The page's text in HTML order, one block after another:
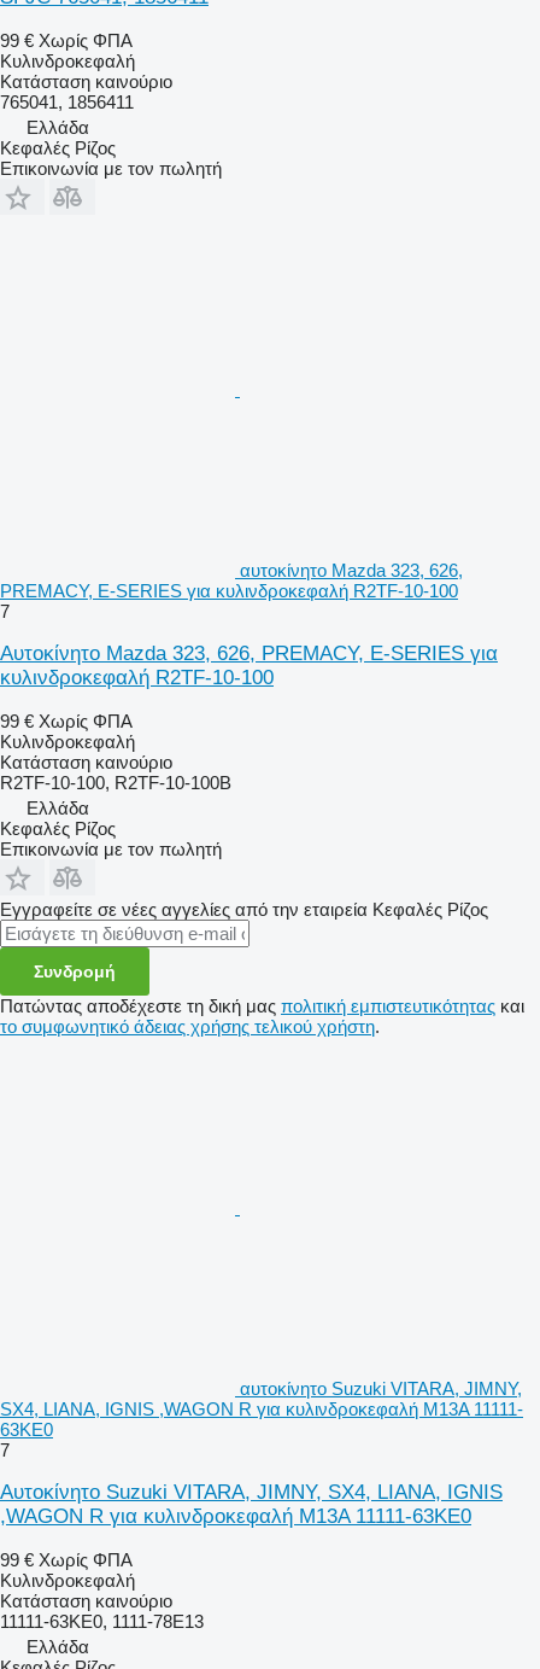
99 € Χωρίς ΦΠΑ
Κυλινδροκεφαλή
Κατάσταση καινούριο
765041, 1856411
Ελλάδα
Κεφαλές Ρίζος
Επικοινωνία με τον πωλητή
αυτοκίνητο Mazda 323, 626,
PREMACY, E-SERIES για κυλινδροκεφαλή R2TF-10-100
7
Αυτοκίνητο Mazda 323, 626, PREMACY, E-SERIES για
κυλινδροκεφαλή R2TF-10-100
99 € Χωρίς ΦΠΑ
Κυλινδροκεφαλή
Κατάσταση καινούριο
R2TF-10-100, R2TF-10-100B
Ελλάδα
Κεφαλές Ρίζος
Επικοινωνία με τον πωλητή
Εγγραφείτε σε νέες αγγελίες από την εταιρεία Κεφαλές Ρίζος
Συνδρομή
Πατώντας αποδέχεστε τη δική μας πολιτική εμπιστευτικότητας και
το συμφωνητικό άδειας χρήσης τελικού χρήστη.
αυτοκίνητο Suzuki VITARA, JIMNY,
SX4, LIANA, IGNIS ,WAGON R για κυλινδροκεφαλή M13A 11111-
63KE0
7
Αυτοκίνητο Suzuki VITARA, JIMNY, SX4, LIANA, IGNIS
,WAGON R για κυλινδροκεφαλή M13A 11111-63KE0
99 € Χωρίς ΦΠΑ
Κυλινδροκεφαλή
Κατάσταση καινούριο
11111-63KE0, 1111-78E13
Ελλάδα